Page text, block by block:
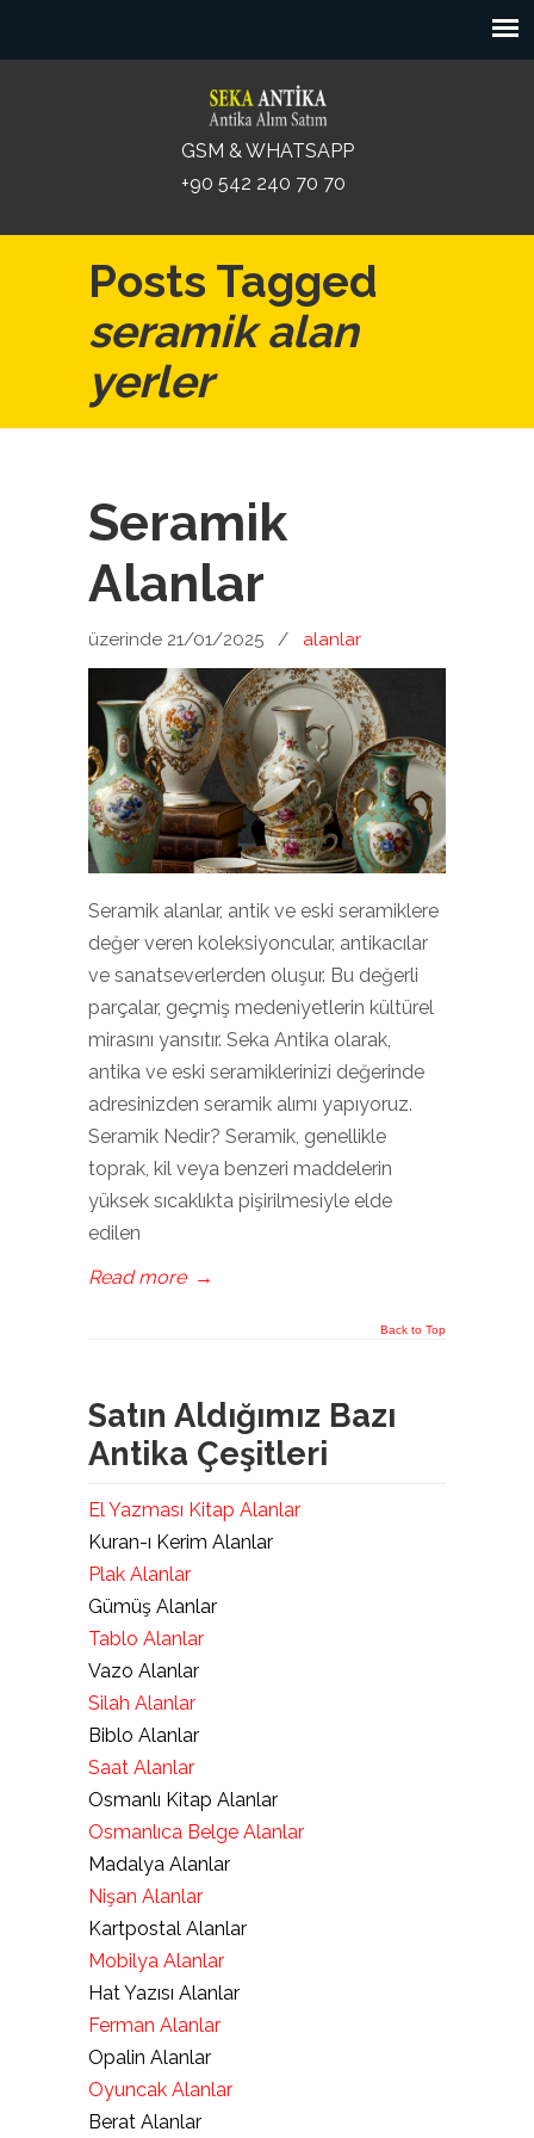
GSM & WHATSAPP
+90 542 240 70 70
Posts Tagged
seramik alan
yerler
Seramik
Alanlar
üzerinde 21/01/2025 / alanlar
Seramik alanlar, antik ve eski seramiklere
değer veren koleksiyoncular, antikacılar
ve sanatseverlerden oluşur. Bu değerli
parçalar, geçmiş medeniyetlerin kültürel
mirasını yansıtır. Seka Antika olarak,
antika ve eski seramiklerinizi değerinde
adresinizden seramik alımı yapıyoruz.
Seramik Nedir? Seramik, genellikle
toprak, kil veya benzeri maddelerin
yüksek sıcaklıkta pişirilmesiyle elde
edilen
Read more →
Back to Top
Satın Aldığımız Bazı
Antika Çeşitleri
El Yazması Kitap Alanlar
Kuran-ı Kerim Alanlar
Plak Alanlar
Gümüş Alanlar
Tablo Alanlar
Vazo Alanlar
Silah Alanlar
Biblo Alanlar
Saat Alanlar
Osmanlı Kitap Alanlar
Osmanlıca Belge Alanlar
Madalya Alanlar
Nişan Alanlar
Kartpostal Alanlar
Mobilya Alanlar
Hat Yazısı Alanlar
Ferman Alanlar
Opalin Alanlar
Oyuncak Alanlar
Berat Alanlar